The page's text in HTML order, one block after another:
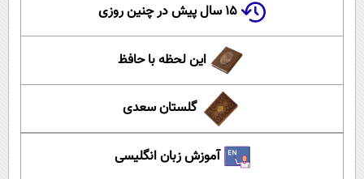
۱۵ سال پیش در چنین روزی
این لحظه با حافظ
گلستان سعدی
آموزش زبان انگلیسی